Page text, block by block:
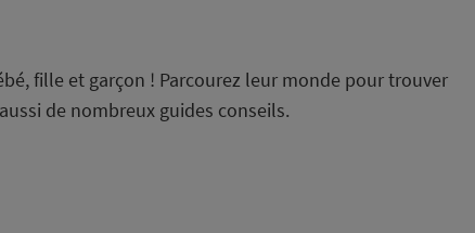
fille et garçon ! Parcourez leur monde pour trouver
de nombreux guides conseils.